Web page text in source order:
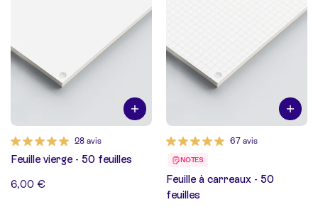
28 avis
Feuille vierge - 50 feuilles
6,00 €
67 avis
NOTES
Feuille à carreaux - 50
feuilles